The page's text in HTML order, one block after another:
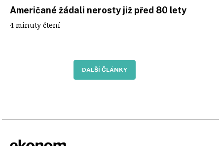
Američané žádali nerosty již před 80 lety
4 minuty čtení
DALŠÍ ČLÁNKY